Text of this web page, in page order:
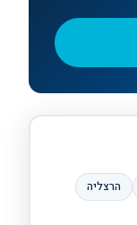
הרצליה